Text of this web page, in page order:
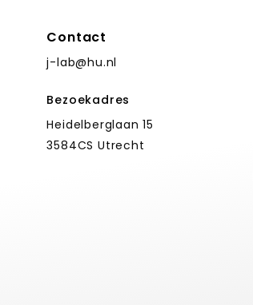
Contact
j-lab@hu.nl
Bezoekadres
Heidelberglaan 15
3584CS Utrecht